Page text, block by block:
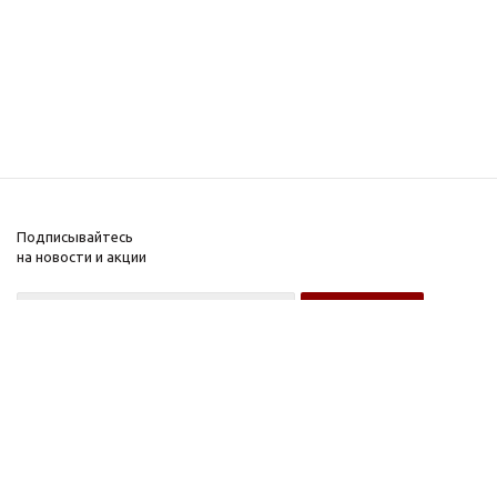
Подписывайтесь
на новости и акции